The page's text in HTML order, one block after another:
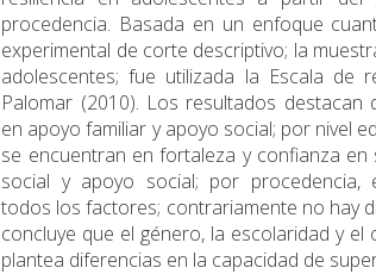
procedencia. Basada en un enfoque
experimental de corte descriptivo; la
adolescentes; fue utilizada la Escala de
Palomar (2010). Los resultados destacan
en apoyo familiar y apoyo social; por nivel
se encuentran en fortaleza y confianza en
social y apoyo social; por procedencia,
todos los factores; contrariamente no hay
concluye que el género, la escolaridad y el
plantea diferencias en la capacidad de